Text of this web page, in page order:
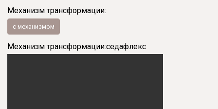
Механизм трансформации:
с механизмом
Механизм трансформации:седафлекс